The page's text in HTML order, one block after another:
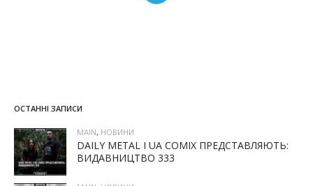
ОСТАННІ ЗАПИСИ
MAIN, НОВИНИ
DAILY METAL І UA COMIX ПРЕДСТАВЛЯЮТЬ:
ВИДАВНИЦТВО 333